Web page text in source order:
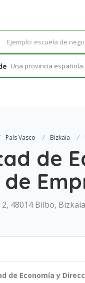
Una provincia
País Vasco Bizkaia
de
48014 Bilbo, Bizkaia
de Economía y